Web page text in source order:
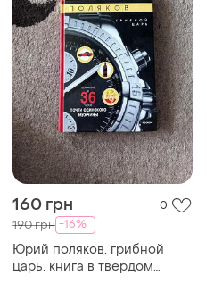
160 грн 0
190 грн -16%
Юрий поляков. грибной
царь. книга в твердом